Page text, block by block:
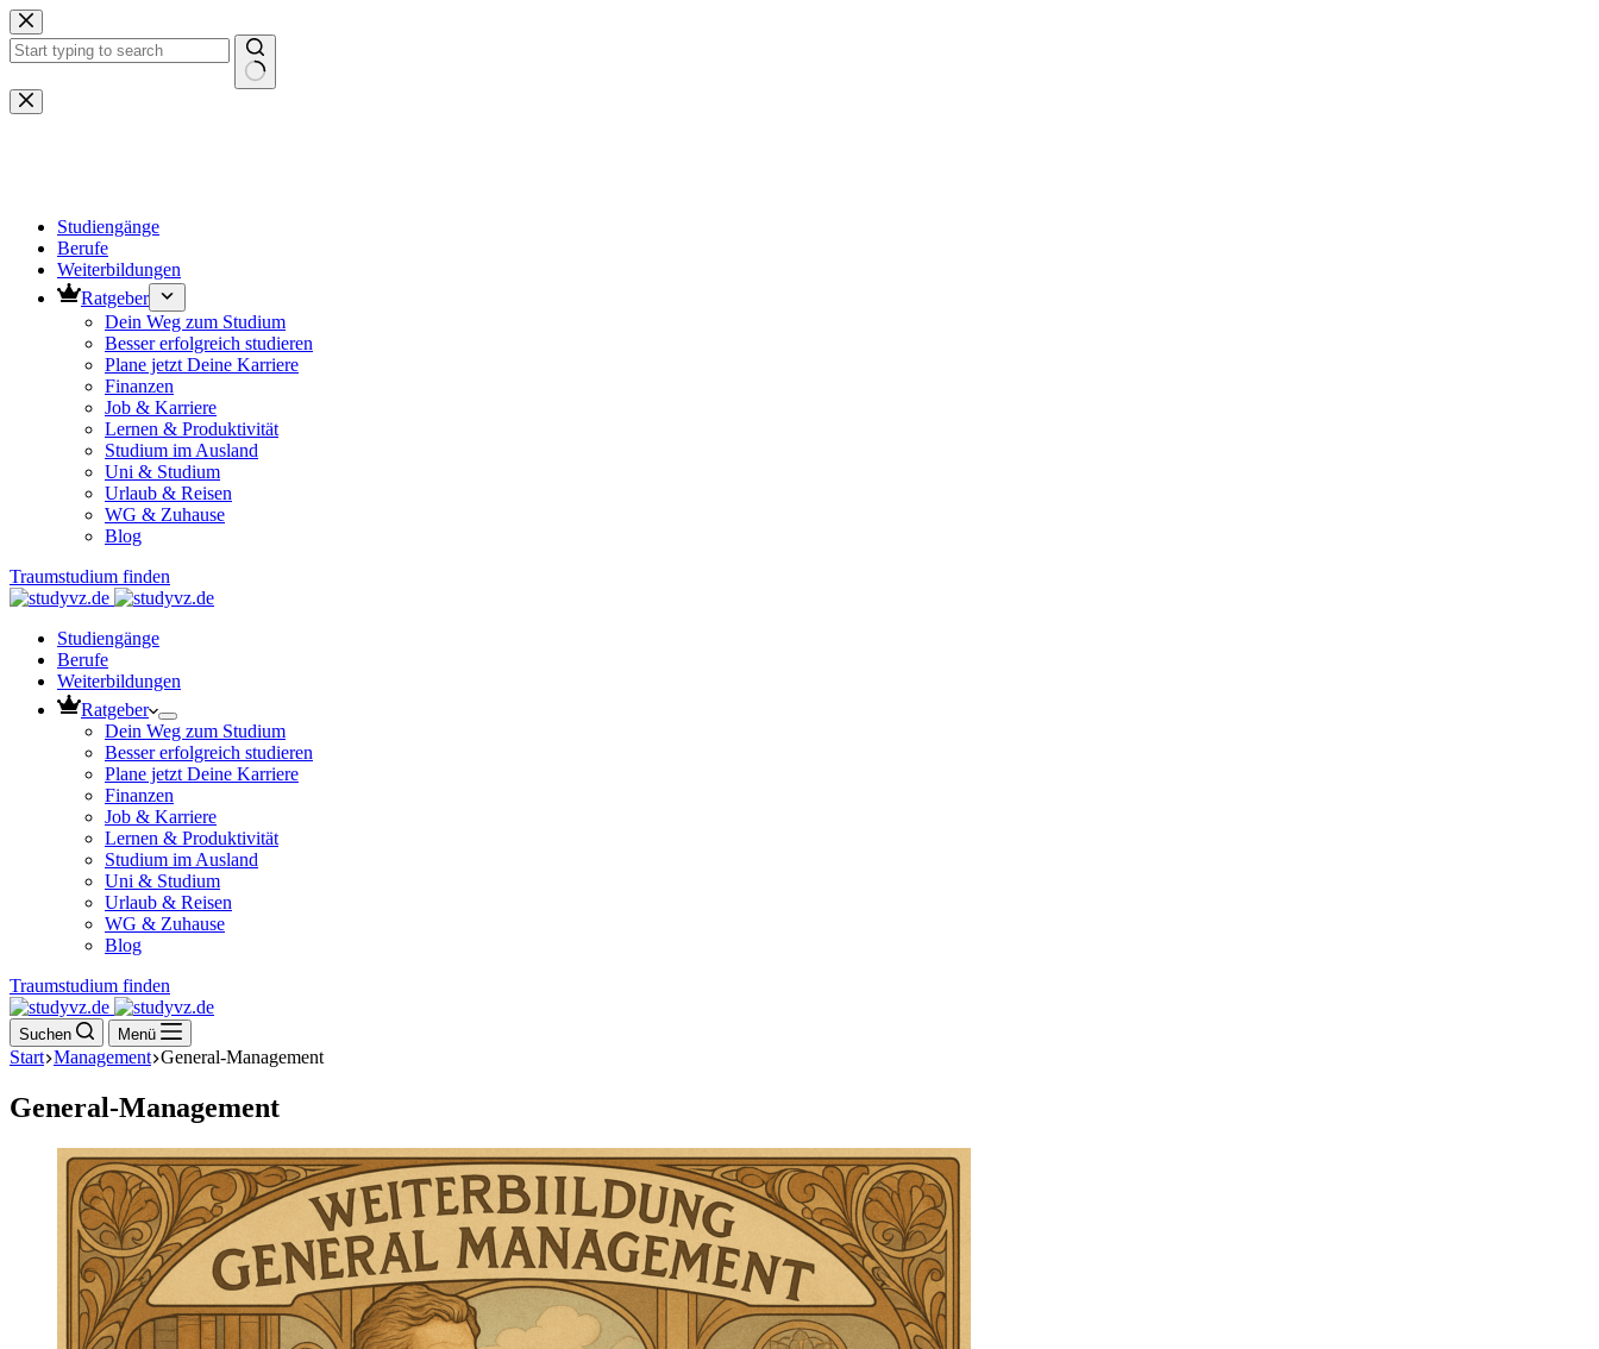
Zum
Inhalt
springen
Keine
Ergebnisse
Studiengänge
Berufe
Weiterbildungen
Ratgeber
Dein Weg zum Studium
Besser erfolgreich studieren
Plane jetzt Deine Karriere
Finanzen
Job & Karriere
Lernen & Produktivität
Studium im Ausland
Uni & Studium
Urlaub & Reisen
WG & Zuhause
Blog
Traumstudium finden
Studiengänge
Berufe
Weiterbildungen
Ratgeber
Dein Weg zum Studium
Besser erfolgreich studieren
Plane jetzt Deine Karriere
Finanzen
Job & Karriere
Lernen & Produktivität
Studium im Ausland
Uni & Studium
Urlaub & Reisen
WG & Zuhause
Blog
Traumstudium finden
Suchen Menü
Start Management General-Management
General-Management